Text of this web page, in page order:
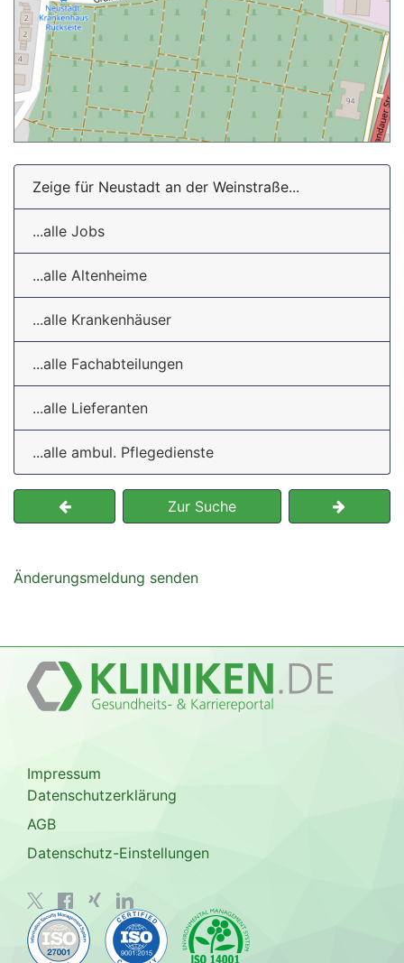
Zeige für Neustadt an der Weinstraße...
...alle Jobs
...alle Altenheime
...alle Krankenhäuser
...alle Fachabteilungen
...alle Lieferanten
...alle ambul. Pflegedienste
Zur Suche
Änderungsmeldung senden
Impressum
Datenschutzerklärung
AGB
Datenschutz-Einstellungen